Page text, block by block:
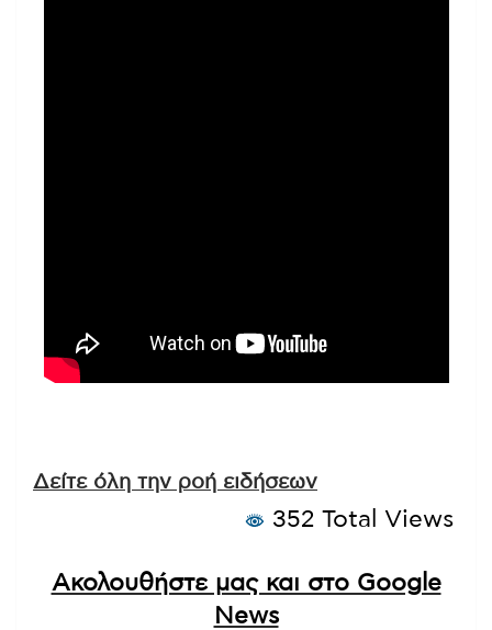
Δείτε όλη την ροή ειδήσεων
352 Total Views
Ακολουθήστε μας και στο Google
News